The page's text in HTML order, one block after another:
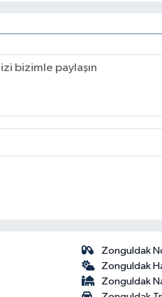
Zonguldak
Zonguldak
Zonguldak